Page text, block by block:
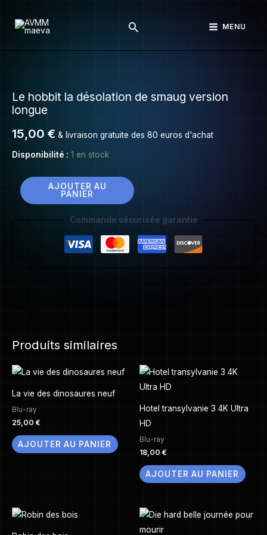
Rechercher MENU
Le hobbit la désolation de smaug version
longue
15,00 € & livraison gratuite des 80 euros d'achat
Disponibilité : 1 en stock
Le
hobbit
désolation
de
version
longue
AJOUTER AU
PANIER
Commande sécurisée garantie
Produits similaires
La vie des dinosaures neuf
Blu-ray
25,00 €
AJOUTER AU PANIER
Hotel transylvanie 3 4K Ultra
HD
Blu-ray
18,00 €
AJOUTER AU PANIER
la
longue